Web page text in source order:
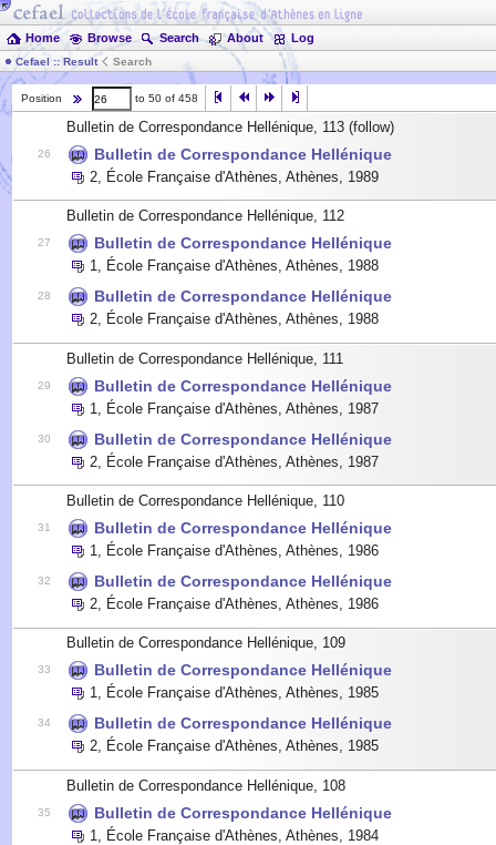
Home Browse Search About Log
Cefael :: Result Search
Position to 50 of 458
Bulletin de Correspondance Hellénique, 113 (follow)
26 Bulletin de Correspondance Hellénique
2 École Française d'Athènes, Athènes 1989
Bulletin de Correspondance Hellénique, 112
27 Bulletin de Correspondance Hellénique
1, École Française d'Athènes, Athènes, 1988
28 Bulletin de Correspondance Hellénique
2, École Française d'Athènes, Athènes, 1988
Bulletin de Correspondance Hellénique, 111
29 Bulletin de Correspondance Hellénique
1 École Française d'Athènes, Athènes 1987
30 Bulletin de Correspondance Hellénique
2 École Française d'Athènes, Athènes 1987
Bulletin de Correspondance Hellénique, 110
31 Bulletin de Correspondance Hellénique
1 École Française d'Athènes, Athènes 1986
32 Bulletin de Correspondance Hellénique
2 École Française d'Athènes, Athènes 1986
Bulletin de Correspondance Hellénique, 109
33 Bulletin de Correspondance Hellénique
1, École Française d'Athènes, Athènes, 1985
34 Bulletin de Correspondance Hellénique
2, École Française d'Athènes, Athènes, 1985
Bulletin de Correspondance Hellénique, 108
35 Bulletin de Correspondance Hellénique
1 École Française d'Athènes, Athènes 1984